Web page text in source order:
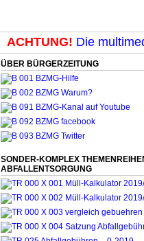
ACHTUNG!Die
ÜBER BÜRGERZEITUNG
SONDER-KOMPLEX
ABFALLENTSORGUNG